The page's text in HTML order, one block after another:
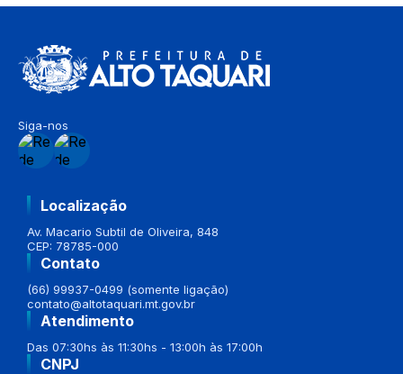
Siga-nos
Localização
Av. Macario Subtil de Oliveira, 848
CEP: 78785-000
Contato
(66) 99937-0499 (somente ligação)
contato@altotaquari.mt.gov.br
Atendimento
Das 07:30hs às 11:30hs - 13:00h às 17:00h
CNPJ